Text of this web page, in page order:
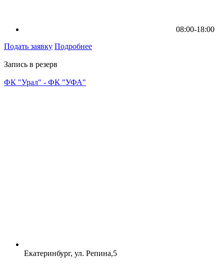
08:00-18:00
Подать заявку Подробнее
Запись в резерв
ФК "Урал" - ФК "УФА"
Екатеринбург, ул. Репина,5